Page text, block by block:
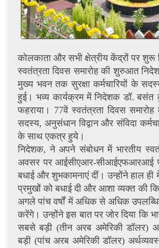
कोलकाता और सभी क्षेत्रीय केंद्रों पर शुरू
स्वतंत्रता दिवस समारोह की शुरुआत
मुख्य भवन तक सुरक्षा कर्मचारियों के
हुई। भव्य कार्यक्रम में निदेशक डॉ. बसंत
फहराया। 77वें स्वतंत्रता दिवस समारोह
सदस्य, अनुसंधान विद्वान और संविदा
के साथ एकत्र हुये।
निदेशक, ने अपने संबोधन में भारतीय
अवसर पर आईसीएआर-सीआईएफआरआई
बधाई और शुभकामनाएं दीं। उन्होंने हाल ही
प्रमुखों को बधाई दी और आशा व्यक्त की
अगले पांच वर्षों में अधिक से अधिक
करेंगे। उन्होंने इस बात पर जोर दिया कि
सबसे बड़ी (तीन अरब अमेरिकी डॉलर)
बड़ी (पांच अरब अमेरिकी डॉलर)